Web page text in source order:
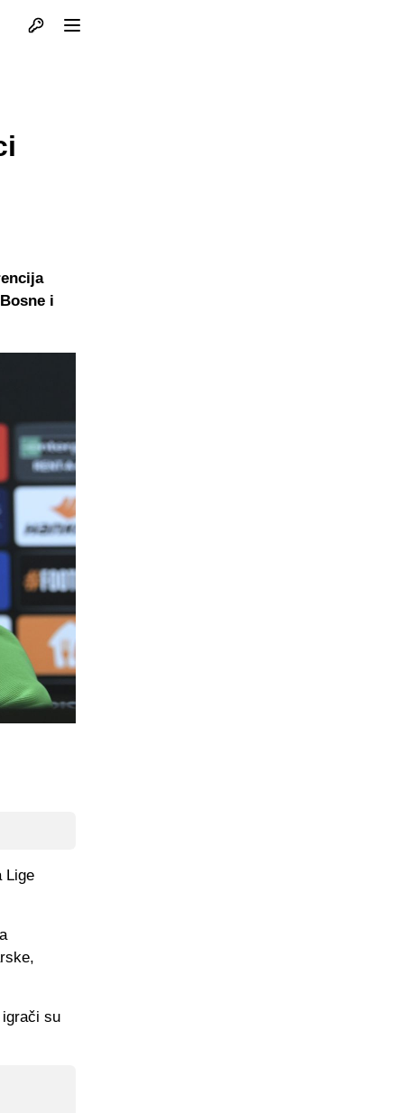
Otvori profil
i
Lige
su